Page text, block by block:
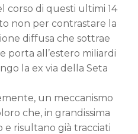
corso di questi ultimi 14
non per contrastare la
diffusa che sottrae
porta all’estero miliardi
la ex via della Seta
un meccanismo
che, in grandissima
e risultano già tracciati